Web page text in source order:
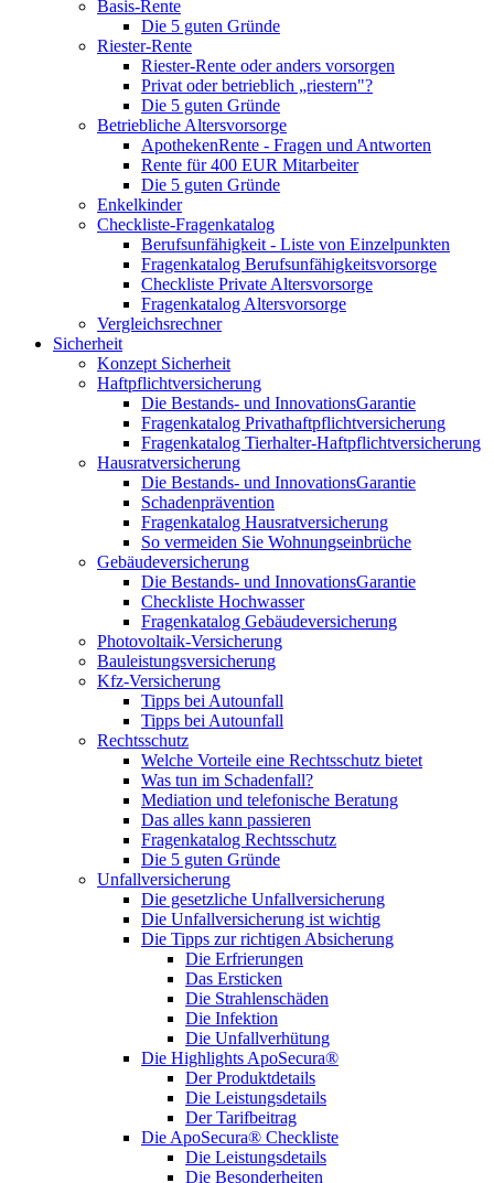
Basis-Rente
Die 5 guten Gründe
Riester-Rente
Riester-Rente oder anders vorsorgen
Privat oder betrieblich „riestern"?
Die 5 guten Gründe
Betriebliche Altersvorsorge
ApothekenRente - Fragen und Antworten
Rente für 400 EUR Mitarbeiter
Die 5 guten Gründe
Enkelkinder
Checkliste-Fragenkatalog
Berufsunfähigkeit - Liste von Einzelpunkten
Fragenkatalog Berufsunfähigkeitsvorsorge
Checkliste Private Altersvorsorge
Fragenkatalog Altersvorsorge
Vergleichsrechner
Sicherheit
Konzept Sicherheit
Haftpflichtversicherung
Die Bestands- und InnovationsGarantie
Fragenkatalog Privathaftpflichtversicherung
Fragenkatalog Tierhalter-Haftpflichtversicherung
Hausratversicherung
Die Bestands- und InnovationsGarantie
Schadenprävention
Fragenkatalog Hausratversicherung
So vermeiden Sie Wohnungseinbrüche
Gebäudeversicherung
Die Bestands- und InnovationsGarantie
Checkliste Hochwasser
Fragenkatalog Gebäudeversicherung
Photovoltaik-Versicherung
Bauleistungsversicherung
Kfz-Versicherung
Tipps bei Autounfall
Tipps bei Autounfall
Rechtsschutz
Welche Vorteile eine Rechtsschutz bietet
Was tun im Schadenfall?
Mediation und telefonische Beratung
Das alles kann passieren
Fragenkatalog Rechtsschutz
Die 5 guten Gründe
Unfallversicherung
Die gesetzliche Unfallversicherung
Die Unfallversicherung ist wichtig
Die Tipps zur richtigen Absicherung
Die Erfrierungen
Das Ersticken
Die Strahlenschäden
Die Infektion
Die Unfallverhütung
Die Highlights ApoSecura®
Der Produktdetails
Die Leistungsdetails
Der Tarifbeitrag
Die ApoSecura® Checkliste
Die Leistungsdetails
Die Besonderheiten